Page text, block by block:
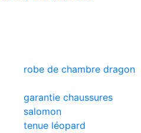
robe de chambre dragon
garantie chaussures
salomon
tenue léopard